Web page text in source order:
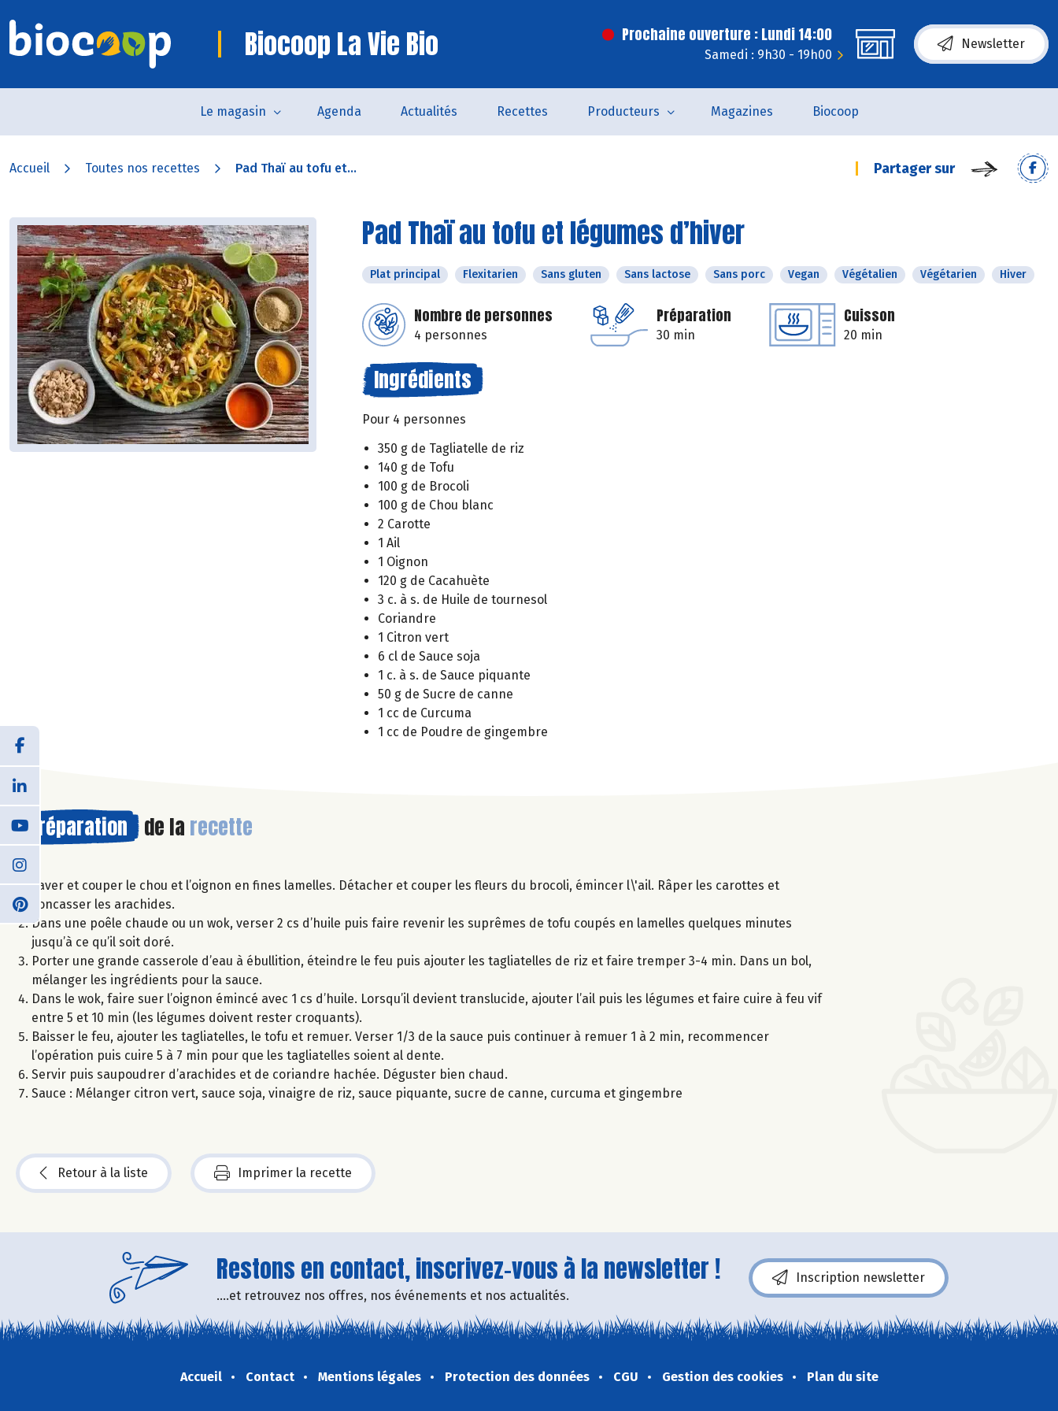
Biocoop La Vie Bio Prochaine ouverture : Lundi 14:00
Samedi : 9h30 - 19h00
Newsletter
Le magasin Agenda Actualités Recettes Producteurs Magazines Biocoop
Accueil Toutes nos recettes Pad Thaï au tofu et... Partager sur
Pad Thaï au tofu et légumes d’hiver
Plat principal Flexitarien Sans gluten Sans lactose Sans porc Vegan Végétalien Végétarien Hiver
Nombre de personnes
4 personnes
Préparation
30 min
Cuisson
20 min
Ingrédients
Pour 4 personnes
350 g de Tagliatelle de riz
140 g de Tofu
100 g de Brocoli
100 g de Chou blanc
2 Carotte
1 Ail
1 Oignon
120 g de Cacahuète
3 c. à s. de Huile de tournesol
Coriandre
1 Citron vert
6 cl de Sauce soja
1 c. à s. de Sauce piquante
50 g de Sucre de canne
1 cc de Curcuma
1 cc de Poudre de gingembre
Préparation de la recette
Laver et couper le chou et l’oignon en fines lamelles. Détacher et couper les fleurs du brocoli, émincer l\'ail. Râper les carottes et
concasser les arachides.
Dans une poêle chaude ou un wok, verser 2 cs d’huile puis faire revenir les suprêmes de tofu coupés en lamelles quelques minutes
jusqu’à ce qu’il soit doré.
Porter une grande casserole d’eau à ébullition, éteindre le feu puis ajouter les tagliatelles de riz et faire tremper 3-4 min. Dans un bol,
mélanger les ingrédients pour la sauce.
Dans le wok, faire suer l’oignon émincé avec 1 cs d’huile. Lorsqu’il devient translucide, ajouter l’ail puis les légumes et faire cuire à feu vif
entre 5 et 10 min (les légumes doivent rester croquants).
Baisser le feu, ajouter les tagliatelles, le tofu et remuer. Verser 1/3 de la sauce puis continuer à remuer 1 à 2 min, recommencer
l’opération puis cuire 5 à 7 min pour que les tagliatelles soient al dente.
Servir puis saupoudrer d’arachides et de coriandre hachée. Déguster bien chaud.
Sauce : Mélanger citron vert, sauce soja, vinaigre de riz, sauce piquante, sucre de canne, curcuma et gingembre
Retour à la liste Imprimer la recette
Restons en contact, inscrivez-vous à la newsletter !
....et retrouvez nos offres, nos événements et nos actualités.
Inscription newsletter
Accueil Contact Mentions légales Protection des données CGU Gestion des cookies Plan du site